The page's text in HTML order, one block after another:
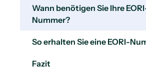
Wann benötigen Sie Ihre
Nummer?
So erhalten Sie eine EORI-
Fazit